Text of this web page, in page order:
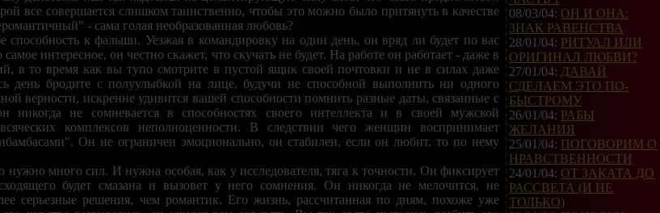
все совершается слишком таинственно, чтобы это можно было притянуть в качестве
- сама голая необразованная любовь?
к фальши. Уезжая в командировку на один день, он вряд ли будет по вас
интересное, он честно скажет, что скучать не будет. На работе он работает - даже в
в то время как вы тупо смотрите в пустой ящик своей почтовки и не в силах даже
день бродите с полуулыбкой на лице, будучи не способной выполнить ни одного
верности, искренне удивится вашей способности помнить разные даты, связанные с
не сомневается в способностях своего интеллекта и в своей мужской
комплексов неполноценности. В следствии чего женщин воспринимает
Он не ограничен эмоционально, он стабилен, если он любит, то по нему
много сил. И нужна особая, как у исследователя, тяга к точности. Он фиксирует
будет смазана и вызовет у него сомнения. Он никогда не мелочится, не
серьезные решения, чем романтик. Его жизнь, рассчитанная по дням, похоже уже
08/03/04: ОН И ОНА:
ЗНАК РАВЕНСТВА
28/01/04: РИТУАЛ ИЛИ
ОРИГИНАЛ ЛЮБВИ?
27/01/04: ДАВАЙ
СДЕЛАЕМ ЭТО ПО-
БЫСТРОМУ
26/01/04: РАБЫ
ЖЕЛАНИЯ
25/01/04: ПОГОВОРИМ О
НРАВСТВЕННОСТИ
24/01/04: ОТ ЗАКАТА ДО
РАССВЕТА (И НЕ
ТОЛЬКО)